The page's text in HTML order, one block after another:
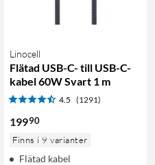
Linocell
Flätad USB-C- till USB-C-
kabel 60W Svart 1 m
4.5 (1291)
19990
Finns i 9 varianter
Flätad kabel